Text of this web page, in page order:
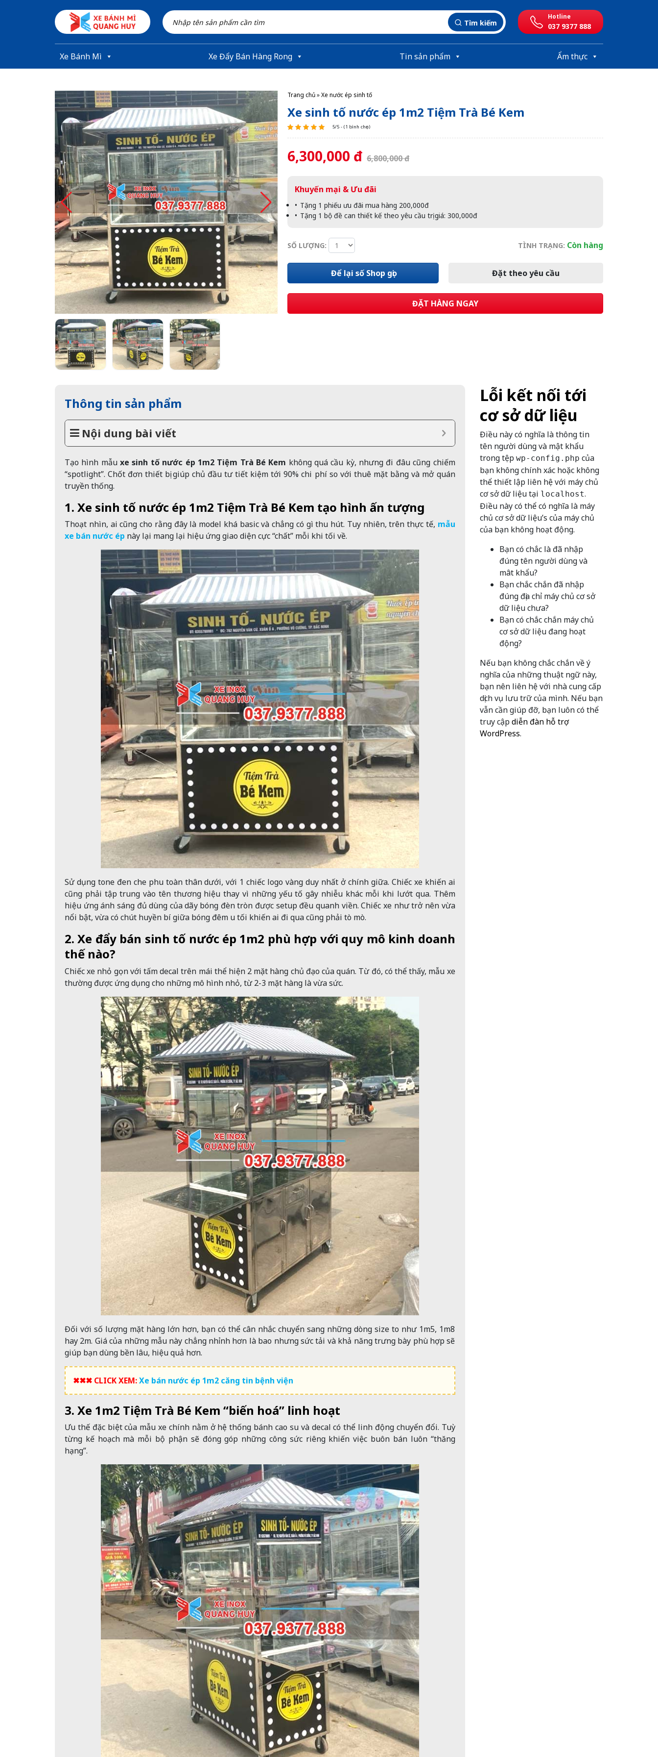
Tìm kiếm
Hotline
037 9377 888
Xe Bánh Mì Xe Đẩy Bán Hàng Rong Tin sản phẩm Ẩm thực
Trang chủ»Xe nước ép sinh tố
Xe sinh tố nước ép 1m2 Tiệm Trà Bé Kem
5/5 - (1 bình chọn)
6,300,000 đ 6,800,000 đ
Khuyến mại & Ưu đãi
Tặng 1 phiếu ưu đãi mua hàng 200,000đ
Tặng 1 bộ đề can thiết kế theo yêu cầu trị giá: 300,000đ
SỐ LƯỢNG: TÌNH TRẠNG: Còn hàng
Để lại số Shop gọi Đặt theo yêu cầu
ĐẶT HÀNG NGAY
Thông tin sản phẩm
Nội dung bài viết
Tạo hình mẫuxe sinh tố nước ép 1m2 Tiệm Trà Bé Kem không quá cầu kỳ, nhưng đi đâu cũng chiếm
“spotlight”. Chốt đơn thiết bị giúp chủ đầu tư tiết kiệm tới 90% chi phí so với thuê mặt bằng và mở quán
truyền thống.
1. Xe sinh tố nước ép 1m2 Tiệm Trà Bé Kem tạo hình ấn tượng
Thoạt nhìn, ai cũng cho rằng đây là model khá basic và chẳng có gì thu hút. Tuy nhiên, trên thực tế, mẫu
xe bán nước ép này lại mang lại hiệu ứng giao diện cực “chất” mỗi khi tối về.
Sử dụng tone đen che phu toàn thân dưới, với 1 chiếc logo vàng duy nhất ở chính giữa. Chiếc xe khiến ai
cũng phải tập trung vào tên thương hiệu thay vì những yếu tố gây nhiễu khác mỗi khi lướt qua. Thêm
hiệu ứng ánh sáng đủ dùng của dãy bóng đèn tròn được setup đều quanh viền. Chiếc xe như trở nên vừa
nổi bật, vừa có chút huyền bí giữa bóng đêm u tối khiến ai đi qua cũng phải tò mò.
2. Xe đẩy bán sinh tố nước ép 1m2 phù hợp với quy mô kinh doanh
thế nào?
Chiếc xe nhỏ gọn với tấm decal trên mái thể hiện 2 mặt hàng chủ đạo của quán. Từ đó, có thể thấy, mẫu xe
thường được ứng dụng cho những mô hình nhỏ, từ 2-3 mặt hàng là vừa sức.
Đối với số lượng mặt hàng lớn hơn, bạn có thể cân nhắc chuyển sang những dòng size to như 1m5, 1m8
hay 2m. Giá của những mẫu này chẳng nhỉnh hơn là bao nhưng sức tải và khả năng trưng bày phù hợp sẽ
giúp bạn dùng bền lâu, hiệu quả hơn.
✖✖✖ CLICK XEM:Xe bán nước ép 1m2 căng tin bệnh viện
3. Xe 1m2 Tiệm Trà Bé Kem “biến hoá” linh hoạt
Ưu thế đặc biệt của mẫu xe chính nằm ở hệ thống bánh cao su và decal có thể linh động chuyển đổi. Tuỳ
từng kế hoạch mà mỗi bộ phận sẽ đóng góp những công sức riêng khiến việc buôn bán luôn “thăng
hạng”.
Lỗi kết nối tới
cơ sở dữ liệu
Điều này có nghĩa là thông tin
tên người dùng và mật khẩu
trong tệp wp-config.php của
bạn không chính xác hoặc không
thể thiết lập liên hệ với máy chủ
cơ sở dữ liệu tại localhost.
Điều này có thể có nghĩa là máy
chủ cơ sở dữ liệu’s của máy chủ
của bạn không hoạt động.
Bạn có chắc là đã nhập
đúng tên người dùng và
mât khẩu?
Bạn chắc chắn đã nhập
đúng địa chỉ máy chủ cơ sở
dữ liệu chưa?
Bạn có chắc chắn máy chủ
cơ sở dữ liệu đang hoạt
động?
Nếu bạn không chắc chắn về ý
nghĩa của những thuật ngữ này,
bạn nên liên hệ với nhà cung cấp
dịch vụ lưu trữ của mình. Nếu bạn
vẫn cần giúp đỡ, bạn luôn có thể
truy cậpdiễn đàn hỗ trợ
WordPress.